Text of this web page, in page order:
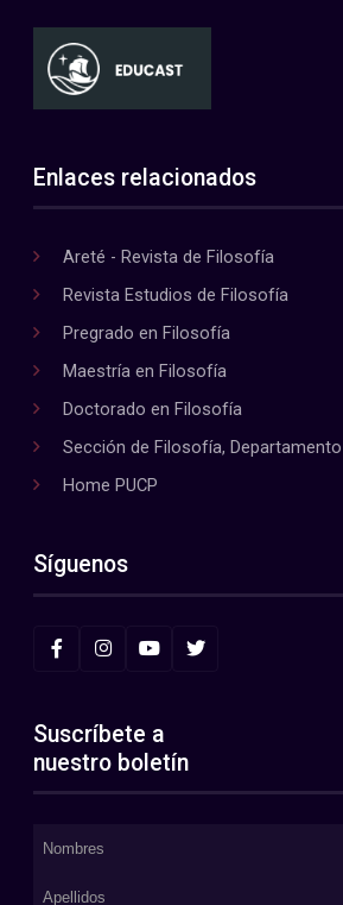
Enlaces relacionados
Areté - Revista de Filosofía
Revista Estudios de Filosofía
Pregrado en Filosofía
Maestría en Filosofía
Doctorado en Filosofía
Sección de Filosofía,
Home PUCP
Síguenos
Suscríbete a
nuestro boletín